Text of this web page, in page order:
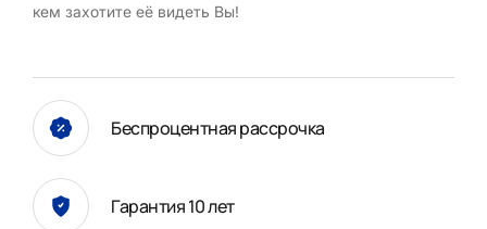
кем захотите её видеть Вы!
Беспроцентная рассрочка
Гарантия 10 лет